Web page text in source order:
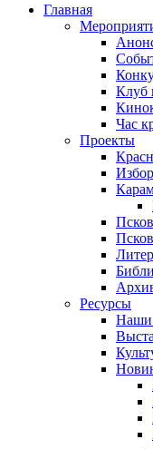
Главная
Клуб
Час
Проекты
Ресурсы
Наши